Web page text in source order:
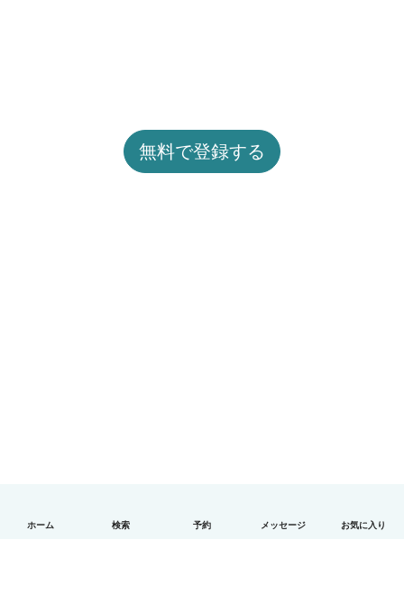
ホーム 検索 予約 メッセージ お気に入り
無料で登録する